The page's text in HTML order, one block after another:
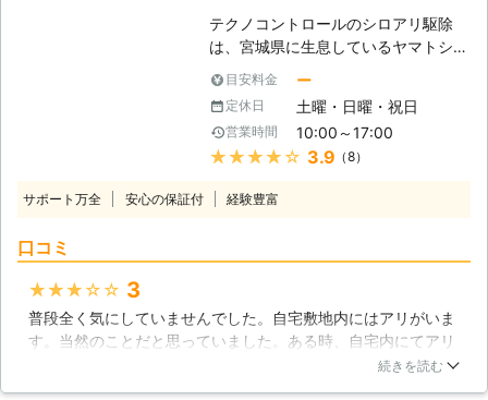
ロアリ全般 ・ゴキブリ ・チョウバエ
・ダニ ・ノミ ・ネズミ ・ハクビシン
・コウモリ ・ハト これらの被害でお
悩みなら、今すぐ当社までお電話をお
待ちしております。
テクノコントロールのシロアリ駆除
は、宮城県に生息しているヤマトシロ
アリに対して効果的な対策を取ること
が可能です。シロアリの被害は多岐に
わたりますが、中でも住宅の柱や筋交
いなど、木部への被害は甚大です。一
度建てれば長く住むことになりますか
す。ぜひ、当社のシロアリ駆除、予防
の代わり、彼らは強靭な顎で木材を噛
み砕いて、自分達のエサを確保すると
ともに、格好の隠れ場所を作り出しま
す。地中の巣から、束石や基礎の外
目安料金 ー
定休日 土曜・日曜・祝日
営業時間 10:00～17:00
★★★★★ 3.9 （8）
サポート万全 安心の保証付 経験豊富
口コミ
★★★★★ 3
普段全く気にしていませんでした。自宅敷地内にはアリがいま
す。当然のことだと思っていました。ある時、自宅内にてアリ
を発見。あまり気にしていなかったのですが、珍しく羽根があ
続きを読む